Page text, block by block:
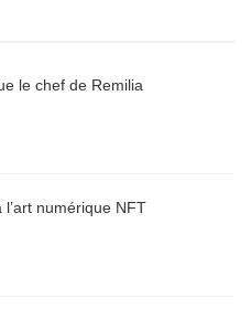
le chef de Remilia
numérique NFT